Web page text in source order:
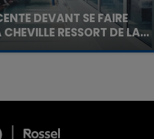
DEVANT SE FAIRE
CHEVILLE RESSORT DE LA...
plainte contre la clinique qui a